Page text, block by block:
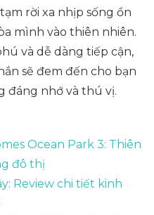
rời xa nhịp sống ồn
mình vào thiên nhiên.
và dễ dàng tiếp cận,
sẽ đem đến cho bạn
đáng nhớ và thú vị.
Ocean Park 3: Thiên
đô thị
Review chi tiết kinh